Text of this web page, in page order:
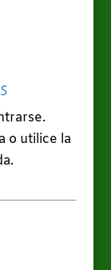
o utilice la